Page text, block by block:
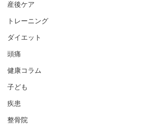
産後ケア
トレーニング
ダイエット
頭痛
健康コラム
子ども
疾患
整骨院